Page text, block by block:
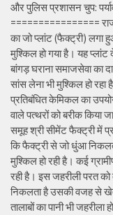
और पुलिस प्रशासन चुप:
================
का जो प्लांट (फैक्ट्री) लगा
मुश्किल हो गया है। यह
बांगड़ घराना समाजसेवा का
सांस लेना भी मुश्किल हो
प्रतिबंधित केमिकल का
वाले पत्थरों को बरीक
समूह श्री सीमेंट फैक्ट्री में
कि फैक्ट्री से जो धुंआ
मुश्किल हो रही है। कई
रही है। इस जहरीली परत को
निकलता है उसकी वजह से
तालाबों का पानी भी